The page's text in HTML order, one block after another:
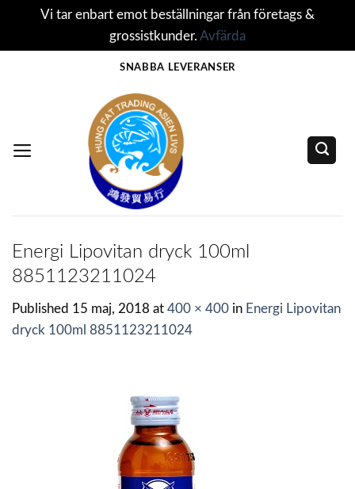
Vi tar enbart emot beställningar från företags &
grossistkunder. Avfärda
SNABBA LEVERANSER
Energi Lipovitan dryck 100ml
8851123211024
Published 15 maj, 2018 at 400 × 400 in Energi Lipovitan
dryck 100ml 8851123211024